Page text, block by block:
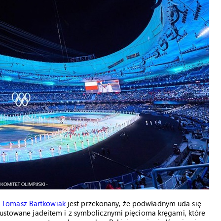
Tomasz Bartkowiakjest przekonany, że podwładnym uda się
jadeitem i z symbolicznymi pięcioma kręgami, które